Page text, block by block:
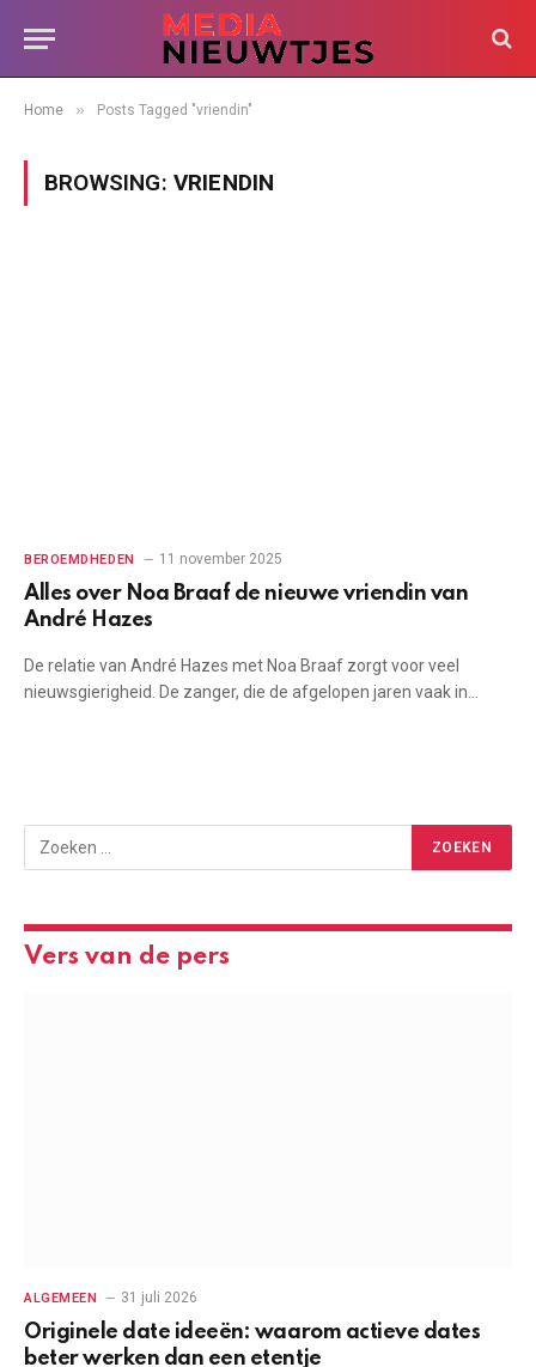
Home » Posts Tagged "vriendin"
BROWSING: VRIENDIN
BEROEMDHEDEN 11 november 2025
Alles over Noa Braaf de nieuwe vriendin van
André Hazes
De relatie van André Hazes met Noa Braaf zorgt voor veel
nieuwsgierigheid. De zanger, die de afgelopen jaren vaak in…
Vers van de pers
ALGEMEEN 31 juli 2026
Originele date ideeën: waarom actieve dates
beter werken dan een etentje